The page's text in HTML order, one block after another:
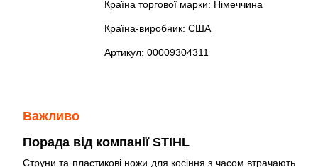
Країна торгової марки: Німеччина
Країна-виробник: США
Артикул: 00009304311
Важливо
Порада від компанії STIHL
Струни та пластикові ножи для косіння з часом втрачають